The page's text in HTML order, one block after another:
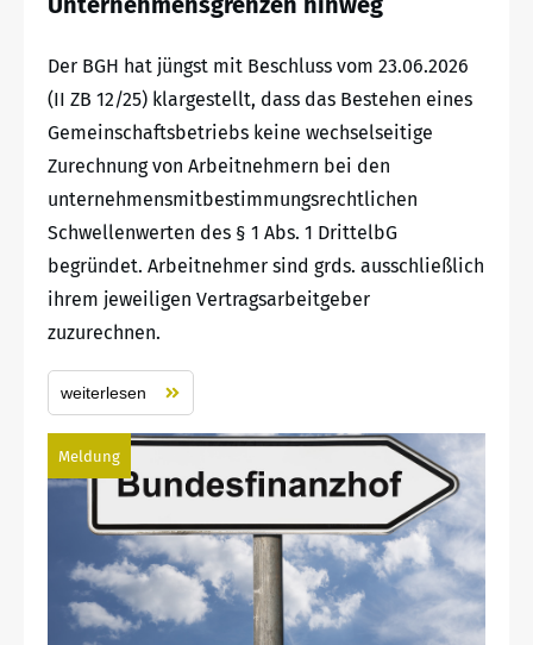
Der BGH hat jüngst mit Beschluss vom 23.06.2026
(II ZB 12/25) klargestellt, dass das Bestehen eines
Gemeinschaftsbetriebs keine wechselseitige
Zurechnung von Arbeitnehmern bei den
unternehmensmitbestimmungsrechtlichen
Schwellenwerten des § 1 Abs. 1 DrittelbG
begründet. Arbeitnehmer sind grds. ausschließlich
ihrem jeweiligen Vertragsarbeitgeber
zuzurechnen.
weiterlesen
Meldung